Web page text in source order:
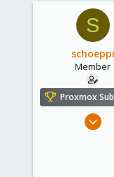
e
r
t
t
e
S
schoeppi
Member
Proxmox